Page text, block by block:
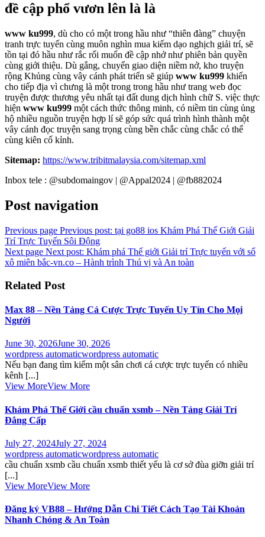
đề cập phổ vươn lên là là
www ku999, dù cho có một trong hầu như “thiên đàng” chuyện
tranh trực tuyến cùng muôn nghìn mua kiếm dạo nghịch giải trí, sẽ
tồn tại đó hầu như rắc rối muốn đề cập nhở như phiên bản quyền
cùng giới thiệu. Dù gắng, chuyển giao diện niềm nở, kho truyện
rộng Khủng cùng vây cánh phát triển sẽ giúp www ku999 khiến
cho tiếp địa vì chưng là một trong trong hầu như trang web đọc
truyện được thương yêu nhất tại đất dung dịch hình chữ S. việc thực
hiện www ku999 một cách thức thông minh, có niềm tin cùng ủng
hộ nhiều nguồn truyện hợp lí sẽ góp sức quá trình hình thành một
vây cánh đọc truyện sang trọng cùng bền chắc cùng chắc có thể
cùng kiên cố kỉnh.
Sitemap: https://www.tribitmalaysia.com/sitemap.xml
Inbox tele : @subdomaingov | @Appal2024 | @fb882024
Post navigation
Previous page Previous post: tại go88 ios Khám Phá Thế Giới Giải
Trí Trực Tuyến Sôi Động
Next page Next post: Khám phá Thế giới Giải trí Trực tuyến với sổ
xô miên bắc-vn.co – Hành trình Thú vị và An toàn
Related Post
Max 88 – Nền Tảng Cá Cược Trực Tuyến Uy Tín Cho Mọi
Người
June 30, 2026June 30, 2026
wordpress automaticwordpress automatic
Nếu bạn đang tìm kiếm một sân chơi cá cược trực tuyến có nhiều
kênh [...]
View MoreView More
Khám Phá Thế Giới cầu chuẩn xsmb – Nền Tảng Giải Trí
Đẳng Cấp
July 27, 2024July 27, 2024
wordpress automaticwordpress automatic
cầu chuẩn xsmb cầu chuẩn xsmb thiết yếu là cơ sở đùa giỡn giải trí
[...]
View MoreView More
Đăng ký VB88 – Hướng Dẫn Chi Tiết Cách Tạo Tài Khoản
Nhanh Chóng & An Toàn